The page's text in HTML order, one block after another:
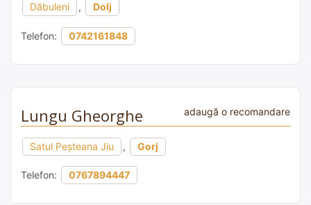
Dăbuleni , Dolj
Telefon: 0742161848
Lungu Gheorghe adaugă o recomandare
Satul Peşteana Jiu , Gorj
Telefon: 0767894447